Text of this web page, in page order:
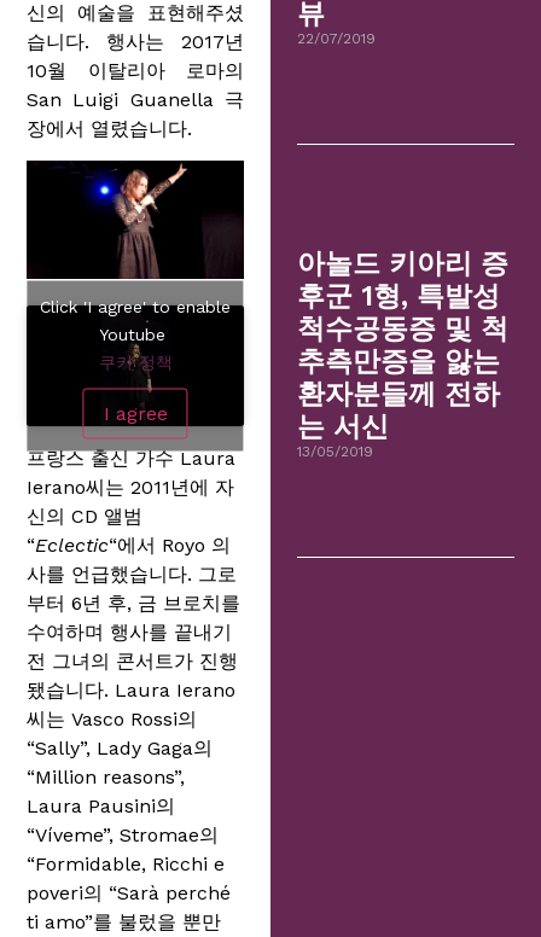
신의 예술을 표현해주셨
습니다. 행사는 2017년
10월 이탈리아 로마의
San Luigi Guanella 극
장에서 열렸습니다.
Click 'I agree' to enable
Youtube
쿠키 정책
I agree
프랑스 출신 가수 Laura
Ierano씨는 2011년에 자
신의 CD 앨범
“Eclectic“에서 Royo 의
사를 언급했습니다. 그로
부터 6년 후, 금 브로치를
수여하며 행사를 끝내기
전 그녀의 콘서트가 진행
됐습니다. Laura Ierano
씨는 Vasco Rossi의
“Sally”, Lady Gaga의
“Million reasons”,
Laura Pausini의
“Víveme”, Stromae의
“Formidable, Ricchi e
poveri의 “Sarà perché
ti amo”를 불렀을 뿐만
뷰
22/07/2019
아놀드 키아리 증
후군 1형, 특발성
척수공동증 및 척
추측만증을 앓는
환자분들께 전하
는 서신
13/05/2019